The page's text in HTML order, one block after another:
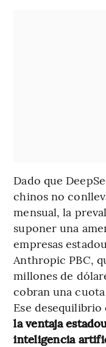
Dado que
chinos no
mensual, la
suponer una
empresas
Anthropic PBC,
millones de
cobran una
Ese
la ventaja
inteligencia